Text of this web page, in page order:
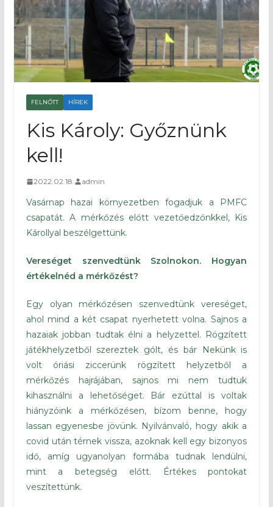
FELNŐTT HÍREK
Kis Károly: Győznünk
kell!
2022.02.18. admin
Vasárnap hazai környezetben fogadjuk a PMFC
csapatát. A mérkőzés előtt vezetőedzőnkkel, Kis
Károllyal beszélgettünk.
Vereséget szenvedtünk Szolnokon. Hogyan
értékelnéd a mérkőzést?
Egy olyan mérkőzésen szenvedtünk vereséget,
ahol mind a két csapat nyerhetett volna. Sajnos a
hazaiak jobban tudtak élni a helyzettel. Rögzített
játékhelyzetből szereztek gólt, és bár Nekünk is
volt óriási ziccerünk rögzített helyzetből a
mérkőzés hajrájában, sajnos mi nem tudtuk
kihasználni a lehetőséget. Bár ezúttal is voltak
hiányzóink a mérkőzésen, bízom benne, hogy
lassan egyenesbe jövünk. Nyilvánvaló, hogy akik a
covid után térnek vissza, azoknak kell egy bizonyos
idő, amíg ugyanolyan formába tudnak lendülni,
mint a betegség előtt. Értékes pontokat
veszítettünk.